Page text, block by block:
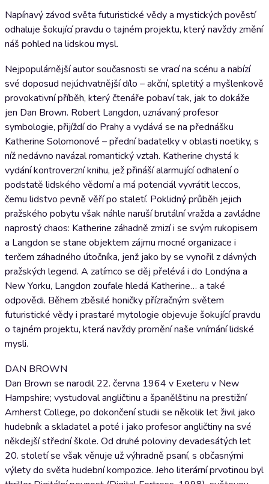
Napínavý závod světa futuristické vědy a mystických pověstí
odhaluje šokující pravdu o tajném projektu, který navždy změní
náš pohled na lidskou mysl.
Nejpopulárnější autor současnosti se vrací na scénu a nabízí
své doposud nejúchvatnější dílo – akční, spletitý a myšlenkově
provokativní příběh, který čtenáře pobaví tak, jak to dokáže
jen Dan Brown. Robert Langdon, uznávaný profesor
symbologie, přijíždí do Prahy a vydává se na přednášku
Katherine Solomonové – přední badatelky v oblasti noetiky, s
níž nedávno navázal romantický vztah. Katherine chystá k
vydání kontroverzní knihu, jež přináší alarmující odhalení o
podstatě lidského vědomí a má potenciál vyvrátit leccos,
čemu lidstvo pevně věří po staletí. Poklidný průběh jejich
pražského pobytu však náhle naruší brutální vražda a zavládne
naprostý chaos: Katherine záhadně zmizí i se svým rukopisem
a Langdon se stane objektem zájmu mocné organizace i
terčem záhadného útočníka, jenž jako by se vynořil z dávných
pražských legend. A zatímco se děj přelévá i do Londýna a
New Yorku, Langdon zoufale hledá Katherine… a také
odpovědi. Během zběsilé honičky přízračným světem
futuristické vědy i prastaré mytologie objevuje šokující pravdu
o tajném projektu, která navždy promění naše vnímání lidské
mysli.
DAN BROWN
Dan Brown se narodil 22. června 1964 v Exeteru v New
Hampshire; vystudoval angličtinu a španělštinu na prestižní
Amherst College, po dokončení studii se několik let živil jako
hudebník a skladatel a poté i jako profesor angličtiny na své
někdejší střední škole. Od druhé poloviny devadesátých let
20. století se však věnuje už výhradně psaní, s občasnými
výlety do světa hudební kompozice. Jeho literární prvotinou byl